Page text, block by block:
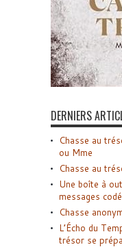
DERNIERS
Chasse au
ou Mme
Chasse au
Une boîte à
messages
Chasse
L’Écho du
trésor se